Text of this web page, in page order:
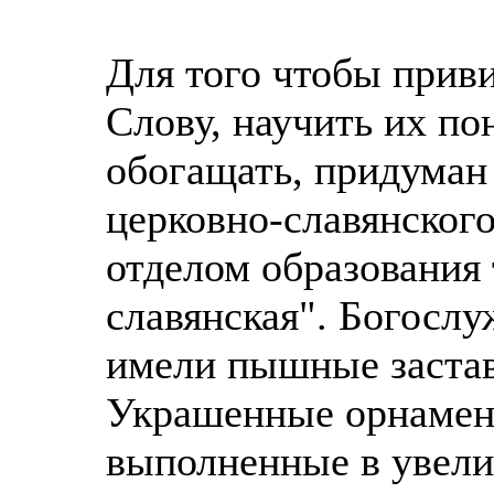
Для того чтобы
Слову, научить их
обогащать,
церковно-
отделом
славянская".
имели пышные
Украшенные
выполненные в